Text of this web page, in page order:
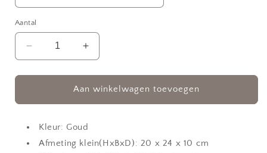
Aantal
Aantal
verlagen
voor
goud
Aantal
verhogen
voor
Vaas
goud
Aan winkelwagen toevoegen
Kleur: Goud
Afmeting klein(HxBxD): 20 x 24 x 10 cm